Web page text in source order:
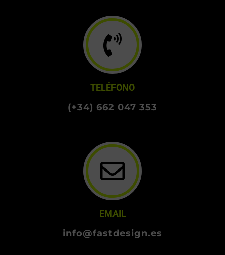
TELÉFONO
(+34) 662 047 353
EMAIL
info@fastdesign.es